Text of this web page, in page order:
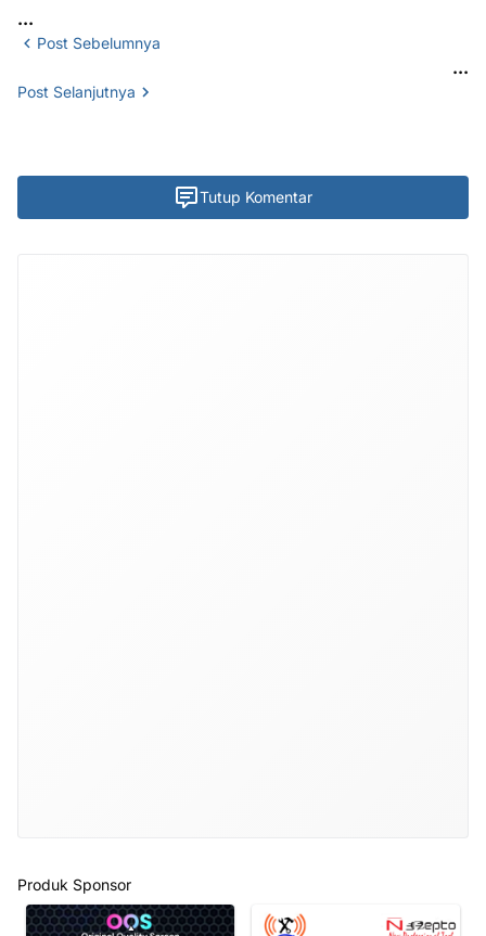
...
Post Sebelumnya
...
Post Selanjutnya
Tutup Komentar
Produk Sponsor